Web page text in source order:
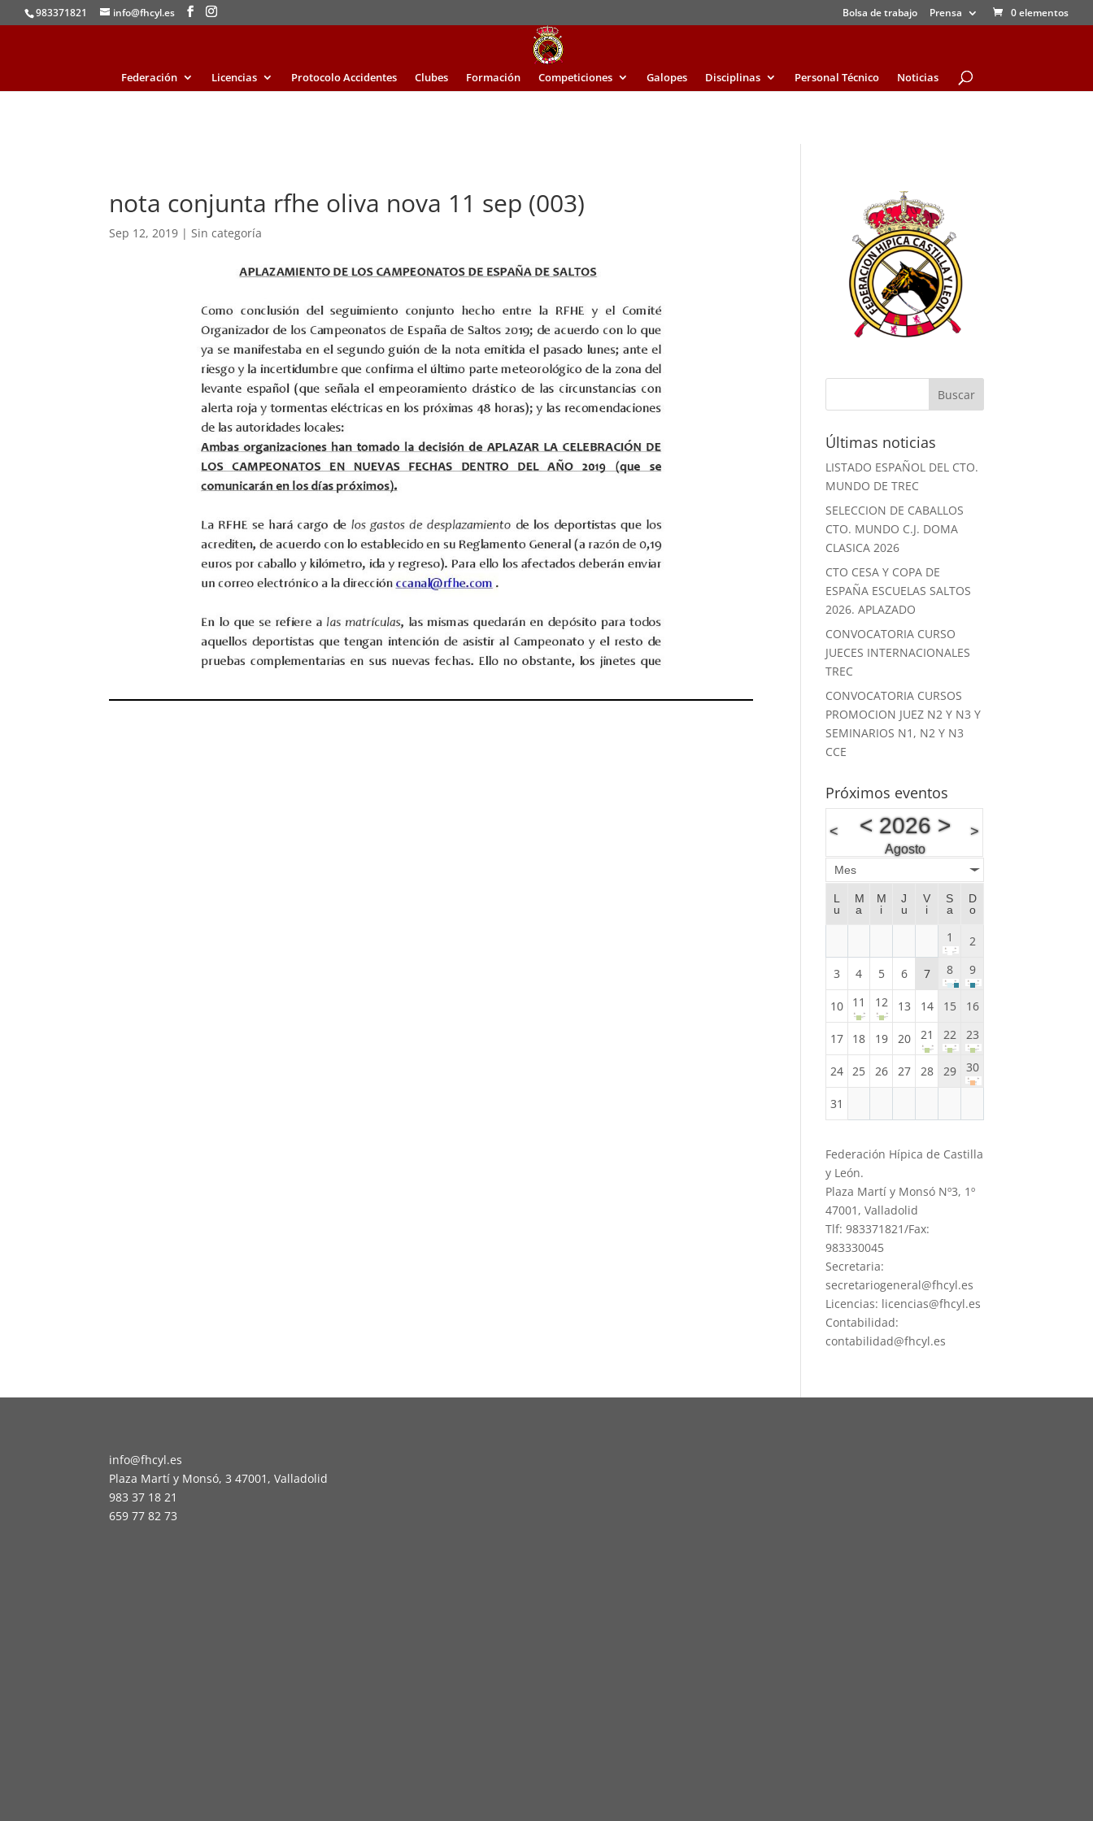
983371821 info@fhcyl.es Bolsa de trabajo Prensa 0 elementos
Federación Licencias Protocolo Accidentes Clubes Formación Competiciones Galopes Disciplinas Personal Técnico Noticias
nota conjunta rfhe oliva nova 11 sep (003)
Sep 12, 2019 |Sin categoría
Últimas noticias
LISTADO ESPAÑOL DEL CTO.
MUNDO DE TREC
SELECCION DE CABALLOS
CTO. MUNDO C.J. DOMA
CLASICA 2026
CTO CESA Y COPA DE
ESPAÑA ESCUELAS SALTOS
2026. APLAZADO
CONVOCATORIA CURSO
JUECES INTERNACIONALES
TREC
CONVOCATORIA CURSOS
PROMOCION JUEZ N2 Y N3 Y
SEMINARIOS N1, N2 Y N3
CCE
Próximos eventos
< <2026 >
Agosto
>
Mes
L
u
M
a
M
i
J
u
V
i
S
a
D
o
1 2
3 4 5 6 7 8 9
10 11 12 13 14 15 16
17 18 19 20 21 22 23
24 25 26 27 28 29 30
31
Federación Hípica de Castilla
y León.
Plaza Martí y Monsó Nº3, 1º
47001, Valladolid
Tlf: 983371821/Fax:
983330045
Secretaria:
secretariogeneral@fhcyl.es
Licencias: licencias@fhcyl.es
Contabilidad:
contabilidad@fhcyl.es
info@fhcyl.es
Plaza Martí y Monsó, 3 47001, Valladolid
983 37 18 21
659 77 82 73